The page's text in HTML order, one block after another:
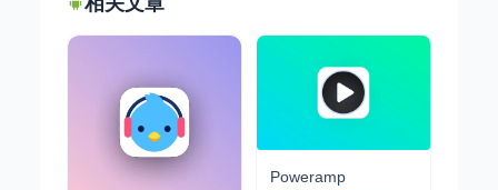
Poweramp